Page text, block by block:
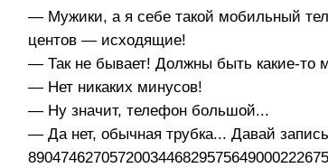
— Мужики, а я себе такой мобильный
центов — исходящие!
— Так не бывает! Должны быть какие-то
— Нет никаких минусов!
— Ну значит, телефон большой...
— Да нет, обычная трубка... Давай